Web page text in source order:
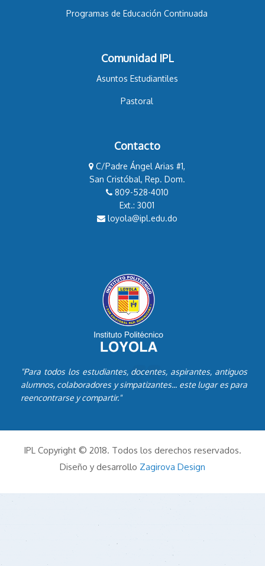
Programas de Educación Continuada
Comunidad IPL
Asuntos Estudiantiles
Pastoral
Contacto
C/Padre Ángel Arias #1,
San Cristóbal, Rep. Dom.
809-528-4010
Ext.: 3001
loyola@ipl.edu.do
"Para todos los estudiantes, docentes, aspirantes, antiguos
alumnos, colaboradores y simpatizantes... este lugar es para
reencontrarse y compartir."
IPL Copyright © 2018. Todos los derechos reservados.
Diseño y desarrollo Zagirova Design